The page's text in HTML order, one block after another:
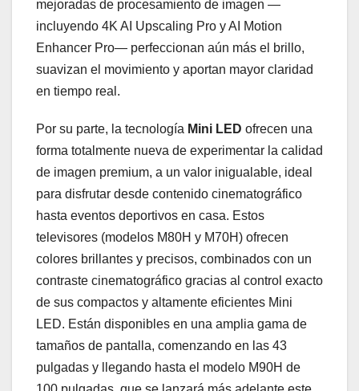
mejoradas de procesamiento de imagen —
incluyendo 4K AI Upscaling Pro y AI Motion
Enhancer Pro— perfeccionan aún más el brillo,
suavizan el movimiento y aportan mayor claridad
en tiempo real.
Por su parte, la tecnología Mini LED ofrecen una
forma totalmente nueva de experimentar la calidad
de imagen premium, a un valor inigualable, ideal
para disfrutar desde contenido cinematográfico
hasta eventos deportivos en casa. Estos
televisores (modelos M80H y M70H) ofrecen
colores brillantes y precisos, combinados con un
contraste cinematográfico gracias al control exacto
de sus compactos y altamente eficientes Mini
LED. Están disponibles en una amplia gama de
tamaños de pantalla, comenzando en las 43
pulgadas y llegando hasta el modelo M90H de